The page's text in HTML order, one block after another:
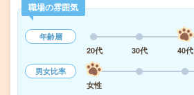
職場の雰囲気
年齢層
20代
30代 40代
男女比率
女性